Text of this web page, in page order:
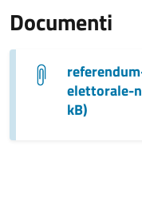
Documenti
elettorale-
kB)